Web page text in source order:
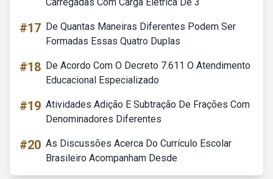
#17 De Quantas Maneiras Diferentes Podem Ser
Formadas Essas Quatro Duplas
#18 De Acordo Com O Decreto 7.611 O Atendimento
Educacional Especializado
#19 Atividades Adição E Subtração De Frações Com
Denominadores Diferentes
#20 As Discussões Acerca Do Currículo Escolar
Brasileiro Acompanham Desde